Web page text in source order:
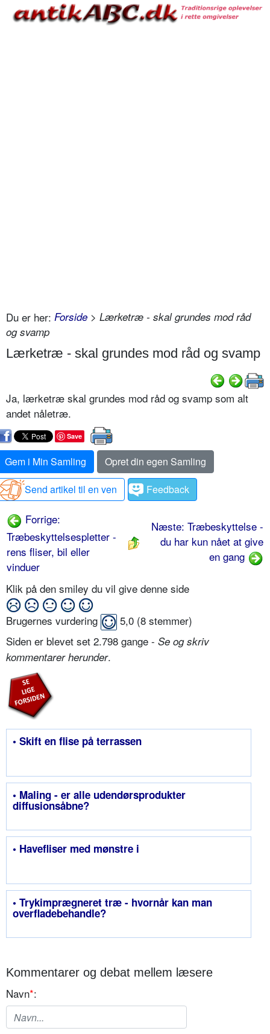
Du er her: Forside > Lærketræ - skal grundes mod råd
og svamp
Lærketræ - skal grundes mod råd og svamp
Ja, lærketræ skal grundes mod råd og svamp som alt
andet nåletræ.
Save
Gem i Min Samling
Opret din egen Samling
Send artikel til en ven
Feedback
Forrige:
Træbeskyttelsespletter -
rens fliser, bil eller
vinduer
Næste: Træbeskyttelse -
du har kun nået at give
en gang
Klik på den smiley du vil give denne side
Brugernes vurdering 5,0 (8 stemmer)
Siden er blevet set 2.798 gange - Se og skriv
kommentarer herunder.
• Skift en flise på terrassen
• Maling - er alle udendørsprodukter
diffusionsåbne?
• Havefliser med mønstre i
• Trykimprægneret træ - hvornår kan man
overfladebehandle?
Kommentarer og debat mellem læsere
Navn*: